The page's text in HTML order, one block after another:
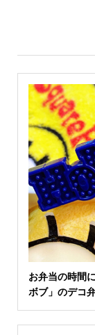
お弁当の時間
ボブ」のデコ